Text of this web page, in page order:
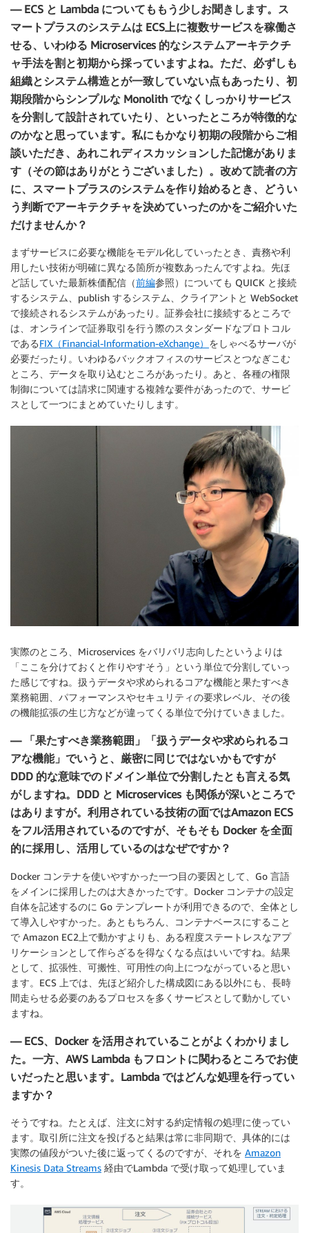
— ECS と Lambda についてももう少しお聞きします。ス
マートプラスのシステムは ECS上に複数サービスを稼働さ
せる、いわゆる Microservices 的なシステムアーキテクチ
ャ手法を割と初期から採っていますよね。ただ、必ずしも
組織とシステム構造とが一致していない点もあったり、初
期段階からシンプルな Monolith でなくしっかりサービス
を分割して設計されていたり、といったところが特徴的な
のかなと思っています。私にもかなり初期の段階からご相
談いただき、あれこれディスカッションした記憶がありま
す（その節はありがとうございました）。改めて読者の方
に、スマートプラスのシステムを作り始めるとき、どうい
う判断でアーキテクチャを決めていったのかをご紹介いた
だけませんか？
まずサービスに必要な機能をモデル化していったとき、責務や利
用したい技術が明確に異なる箇所が複数あったんですよね。先ほ
ど話していた最新株価配信（前編参照）についても QUICK と接続
するシステム、publish するシステム、クライアントと WebSocket
で接続されるシステムがあったり。証券会社に接続するところで
は、オンラインで証券取引を行う際のスタンダードなプロトコル
であるFIX（Financial-Information-eXchange） をしゃべるサーバが
必要だったり。いわゆるバックオフィスのサービスとつなぎこむ
ところ、データを取り込むところがあったり。あと、各種の権限
制御については請求に関連する複雑な要件があったので、サービ
スとして一つにまとめていたりします。
実際のところ、Microservices をバリバリ志向したというよりは
「ここを分けておくと作りやすそう」という単位で分割していっ
た感じですね。扱うデータや求められるコアな機能と果たすべき
業務範囲、パフォーマンスやセキュリティの要求レベル、その後
の機能拡張の生じ方などが違ってくる単位で分けていきました。
— 「果たすべき業務範囲」「扱うデータや求められるコ
アな機能」でいうと、厳密に同じではないかもですが
DDD 的な意味でのドメイン単位で分割したとも言える気
がしますね。DDD と Microservices も関係が深いところで
はありますが。利用されている技術の面ではAmazon ECS
をフル活用されているのですが、そもそも Docker を全面
的に採用し、活用しているのはなぜですか？
Docker コンテナを使いやすかった一つ目の要因として、Go 言語
をメインに採用したのは大きかったです。Docker コンテナの設定
自体を記述するのに Go テンプレートが利用できるので、全体とし
て導入しやすかった。あともちろん、コンテナベースにすること
で Amazon EC2上で動かすよりも、ある程度ステートレスなアプ
リケーションとして作らざるを得なくなる点はいいですね。結果
として、拡張性、可搬性、可用性の向上につながっていると思い
ます。ECS 上では、先ほど紹介した構成図にある以外にも、長時
間走らせる必要のあるプロセスを多くサービスとして動かしてい
ますね。
— ECS、Docker を活用されていることがよくわかりまし
た。一方、AWS Lambda もフロントに関わるところでお使
いだったと思います。Lambda ではどんな処理を行ってい
ますか？
そうですね。たとえば、注文に対する約定情報の処理に使ってい
ます。取引所に注文を投げると結果は常に非同期で、具体的には
実際の値段がついた後に返ってくるのですが、それを Amazon
Kinesis Data Streams 経由でLambda で受け取って処理していま
す。